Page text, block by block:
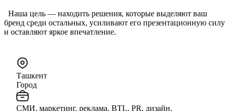
Наша цель — находить решения, которые выделяют ваш
бренд среди остальных, усиливают его презентационную силу
и оставляют яркое впечатление.
Ташкент
Город
СМИ, маркетинг, реклама, BTL, PR, дизайн,